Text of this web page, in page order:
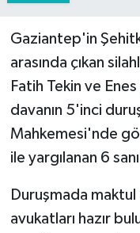
Gaziantep'in
arasında çıkan
Fatih Tekin ve
davanın 5'inci
Mahkemesi'nde
ile yargılanan 6
Duruşmada maktul
avukatları hazır